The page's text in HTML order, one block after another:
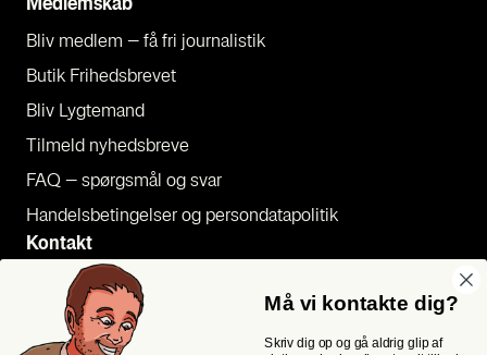
Med­lem­skab
Bliv med­lem – få fri jour­na­li­stik
Butik Fri­heds­bre­vet
Bliv Lyg­te­mand
Til­meld nyheds­bre­ve
FAQ – spørgs­mål og svar
Han­dels­be­tin­gel­ser og per­son­da­ta­po­li­tik
Kon­takt
Pres­se
Send et tip
Må vi kontakte dig?
Skriv dig op og gå aldrig glip af